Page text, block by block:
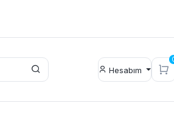
Hesabım